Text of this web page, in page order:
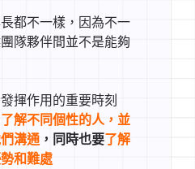
都不一樣，因為不一
隊夥伴間並不是能夠
揮作用的重要時刻
了解不同個性的人，並
溝通，同時也要了解
和難處